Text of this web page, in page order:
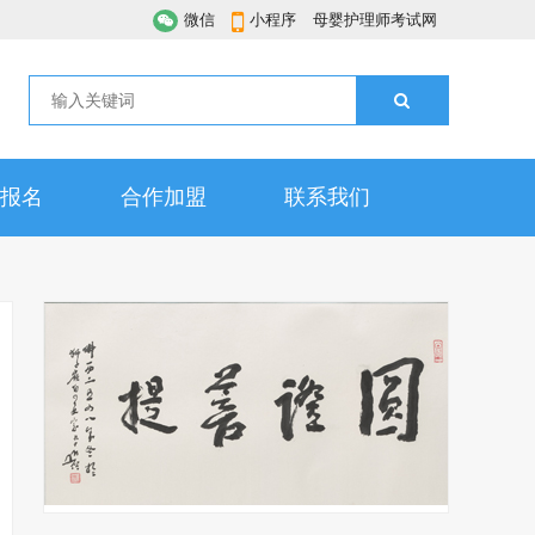
微信 小程序 母婴护理师考试网
名 合作加盟 联系我们